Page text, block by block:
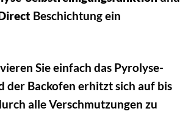
Beschichtung ein
Sie einfach das Pyrolyse-
der Backofen erhitzt sich auf bis
alle Verschmutzungen zu